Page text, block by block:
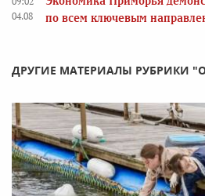
04.08
по всем ключевым
ДРУГИЕ МАТЕРИАЛЫ РУБРИКИ